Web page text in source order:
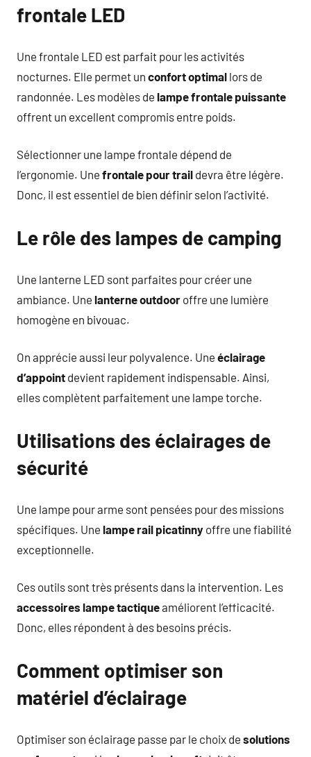
frontale LED
Une frontale LED est parfait pour les activités
nocturnes. Elle permet un confort optimal lors de
randonnée. Les modèles de lampe frontale puissante
offrent un excellent compromis entre poids.
Sélectionner une lampe frontale dépend de
l’ergonomie. Une frontale pour trail devra être légère.
Donc, il est essentiel de bien définir selon l’activité.
Le rôle des lampes de camping
Une lanterne LED sont parfaites pour créer une
ambiance. Une lanterne outdoor offre une lumière
homogène en bivouac.
On apprécie aussi leur polyvalence. Une éclairage
d’appoint devient rapidement indispensable. Ainsi,
elles complètent parfaitement une lampe torche.
Utilisations des éclairages de
sécurité
Une lampe pour arme sont pensées pour des missions
spécifiques. Une lampe rail picatinny offre une fiabilité
exceptionnelle.
Ces outils sont très présents dans la intervention. Les
accessoires lampe tactiqueaméliorent l’efficacité.
Donc, elles répondent à des besoins précis.
Comment optimiser son
matériel d’éclairage
Optimiser son éclairage passe par le choix de solutions